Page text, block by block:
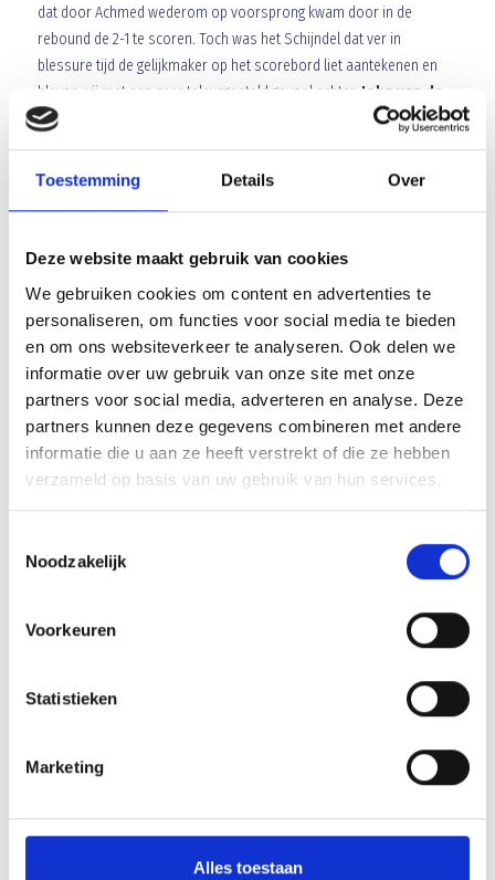
Toestemming Details Over
Deze website maakt gebruik van cookies
We gebruiken cookies om content en advertenties te
personaliseren, om functies voor social media te bieden
en om ons websiteverkeer te analyseren. Ook delen we
informatie over uw gebruik van onze site met onze
partners voor social media, adverteren en analyse. Deze
partners kunnen deze gegevens combineren met andere
informatie die u aan ze heeft verstrekt of die ze hebben
verzameld op basis van uw gebruik van hun services.
Noodzakelijk
Voorkeuren
Statistieken
Marketing
Alles toestaan
dat door Achmed wederom op voorsprong kwam door in de
rebound de 2-1 te scoren. Toch was het Schijndel dat ver in
blessure tijd de gelijkmaker op het scorebord liet aantekenen en
bleven wij met een zeer teleurgesteld gevoel achter. John van de
Donk
Array
TwitterFacebook WhatsApp
Internationale wedstrijden voor Blauw Geel E4 en Blauw Geel
F4 op het Koning Willem Alexander sportpark.
MB1/MC1 en ME1 gaan in paasweekend naar Easter Open
AANMELDEN LID
‘Méér kansen voor de eigen jeugd’